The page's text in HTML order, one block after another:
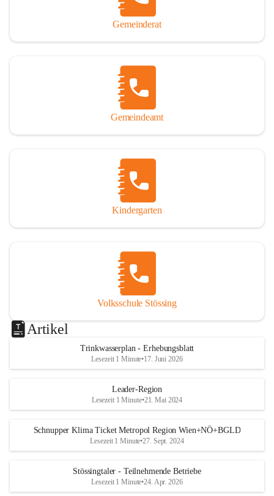
Gemeinderat
Gemeindeamt
Kindergarten
Volksschule Stössing
Artikel
Trinkwasserplan - Erhebungsblatt
Lesezeit 1 Minute•17. Juni 2026
Leader-Region
Lesezeit 1 Minute•21. Mai 2024
Schnupper Klima Ticket Metropol Region Wien+NÖ+BGLD
Lesezeit 1 Minute•27. Sept. 2024
Stössingtaler - Teilnehmende Betriebe
Lesezeit 1 Minute•24. Apr. 2026